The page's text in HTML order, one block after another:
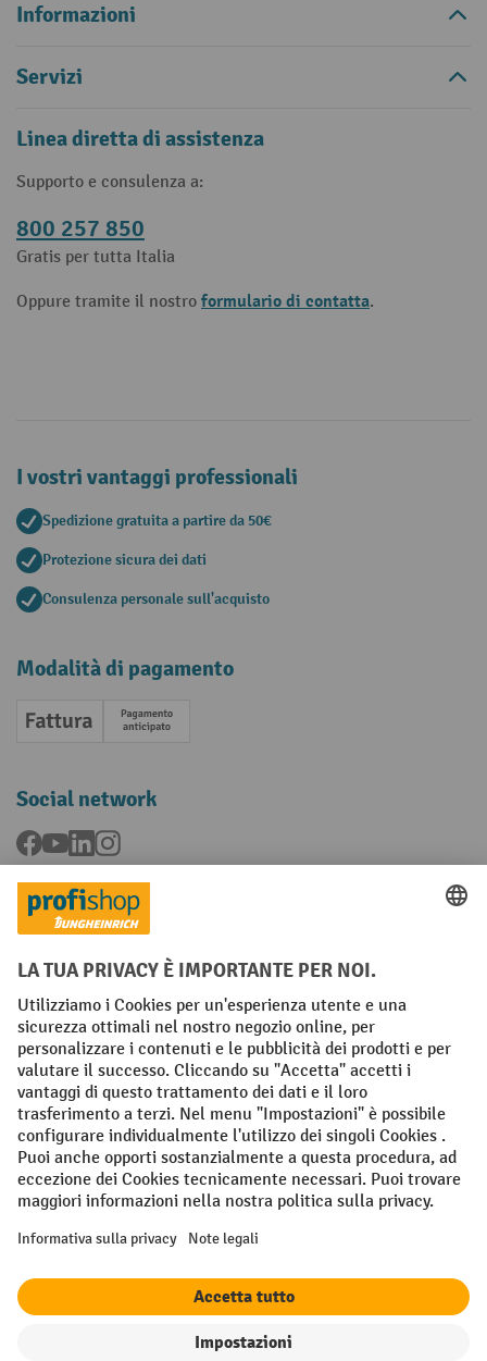
Informazioni
Servizi
Linea diretta di assistenza
Supporto e consulenza a:
800 257 850
Gratis per tutta Italia
Oppure tramite il nostro formulario di contatta.
I vostri vantaggi professionali
Spedizione gratuita a partire da 50€
Protezione sicura dei dati
Consulenza personale sull'acquisto
Modalità di pagamento
Fattura Pagamento anticipato
Social network
Facebook
YouTubeLinkedInInstagram
Condizioni Generali di Vendita
Dichiarazione di protezione dei dati Impronta
Impostazioni sulla privacy
All prices excl. VAT plusshipping costsand possible delivery charges,
if not stated otherwise.
¹ Lo sconto è valido fino a esaurimento scorte. Lo sconto non si applica
ai prezzi speciali. Non è possibile la combinazione con altri sconti o
buoni in percentuale. | ² Lo sconto viene concesso una sola volta al
per 10 giorni e può essere riscosso online a partire da un valore netto
categoria di prodotto ed è fino al 10%. Sono esclusi i transpallet
elettrici, i carrelli elevatori elettrici, i carrelli elevatori frontali
cumulabile con altri sconti o buoni in percentuale.